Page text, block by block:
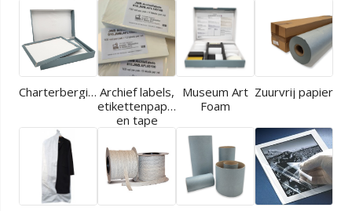
Charterbergingen Archief labels,
etikettenpapier
en tape
Museum Art
Foam
Zuurvrij papier